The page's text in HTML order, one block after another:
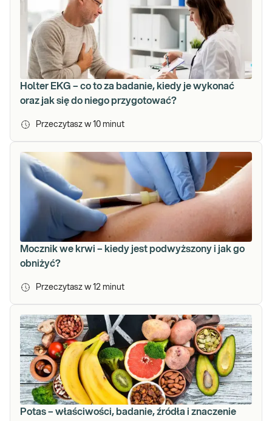
Holter EKG – co to za badanie, kiedy je wykonać
oraz jak się do niego przygotować?
Przeczytasz w 10 minut
Mocznik we krwi – kiedy jest podwyższony i jak go
obniżyć?
Przeczytasz w 12 minut
Potas – właściwości, badanie, źródła i znaczenie